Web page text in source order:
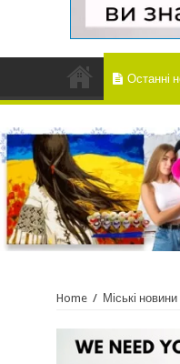
Останні
Home / Міські